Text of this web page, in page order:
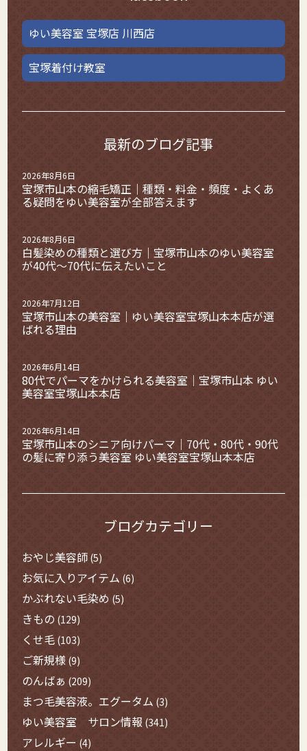
ゆい美容室 宝塚店 川西店
宝塚着付け教室
最新のブログ記事
宝塚市山本の縮毛矯正｜種類・料金・頻度・よくあ
る疑問をゆい美容室が全部答えます
2026年8月6日
白髪染めの種類と選び方｜宝塚市山本のゆい美容室
が40代〜70代に伝えたいこと
2026年8月6日
宝塚市山本の美容室｜ゆい美容室宝塚山本本店が選
ばれる理由
2026年7月12日
80代でパーマをかけられる美容室｜宝塚市山本 ゆい
美容室宝塚山本本店
2026年6月14日
宝塚市山本のシニア向けパーマ｜70代・80代・90代
の髪に寄り添う美容室 ゆい美容室宝塚山本本店
2026年6月14日
ブログカテゴリー
おやじ美容師 (5)
お気に入りアイテム (6)
かぶれない毛染め (5)
きもの (129)
くせ毛 (103)
ご新規様 (9)
のんばぁ (209)
まつ毛美容液。エグータム (3)
ゆい美容室 サロン情報 (341)
アレルギー (4)